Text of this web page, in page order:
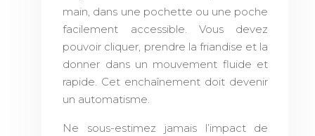
main, dans une pochette ou une poche
facilement accessible. Vous devez
pouvoir cliquer, prendre la friandise et la
donner dans un mouvement fluide et
rapide. Cet enchaînement doit devenir
un automatisme.
Ne sous-estimez jamais l’impact de